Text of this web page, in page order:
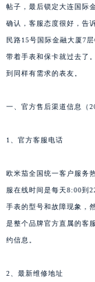
帖子，最后锁定大连国际
确认，客服态度很好，告
民路15号国际金融大厦7
带着手表和保卡就过去了
到同样有需求的表友。
一、官方售后渠道信息（
1、官方客服电话
欧米茄全国统一客户服务
服在线时间是每天8:00到
手表的型号和故障现象，
是整个品牌官方直属的客
约信息。
2、最新维修地址